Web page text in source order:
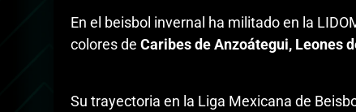
En el beisbol invernal ha militado en la
colores de Caribes de Anzoátegui, Leones
Su trayectoria en la Liga Mexicana de